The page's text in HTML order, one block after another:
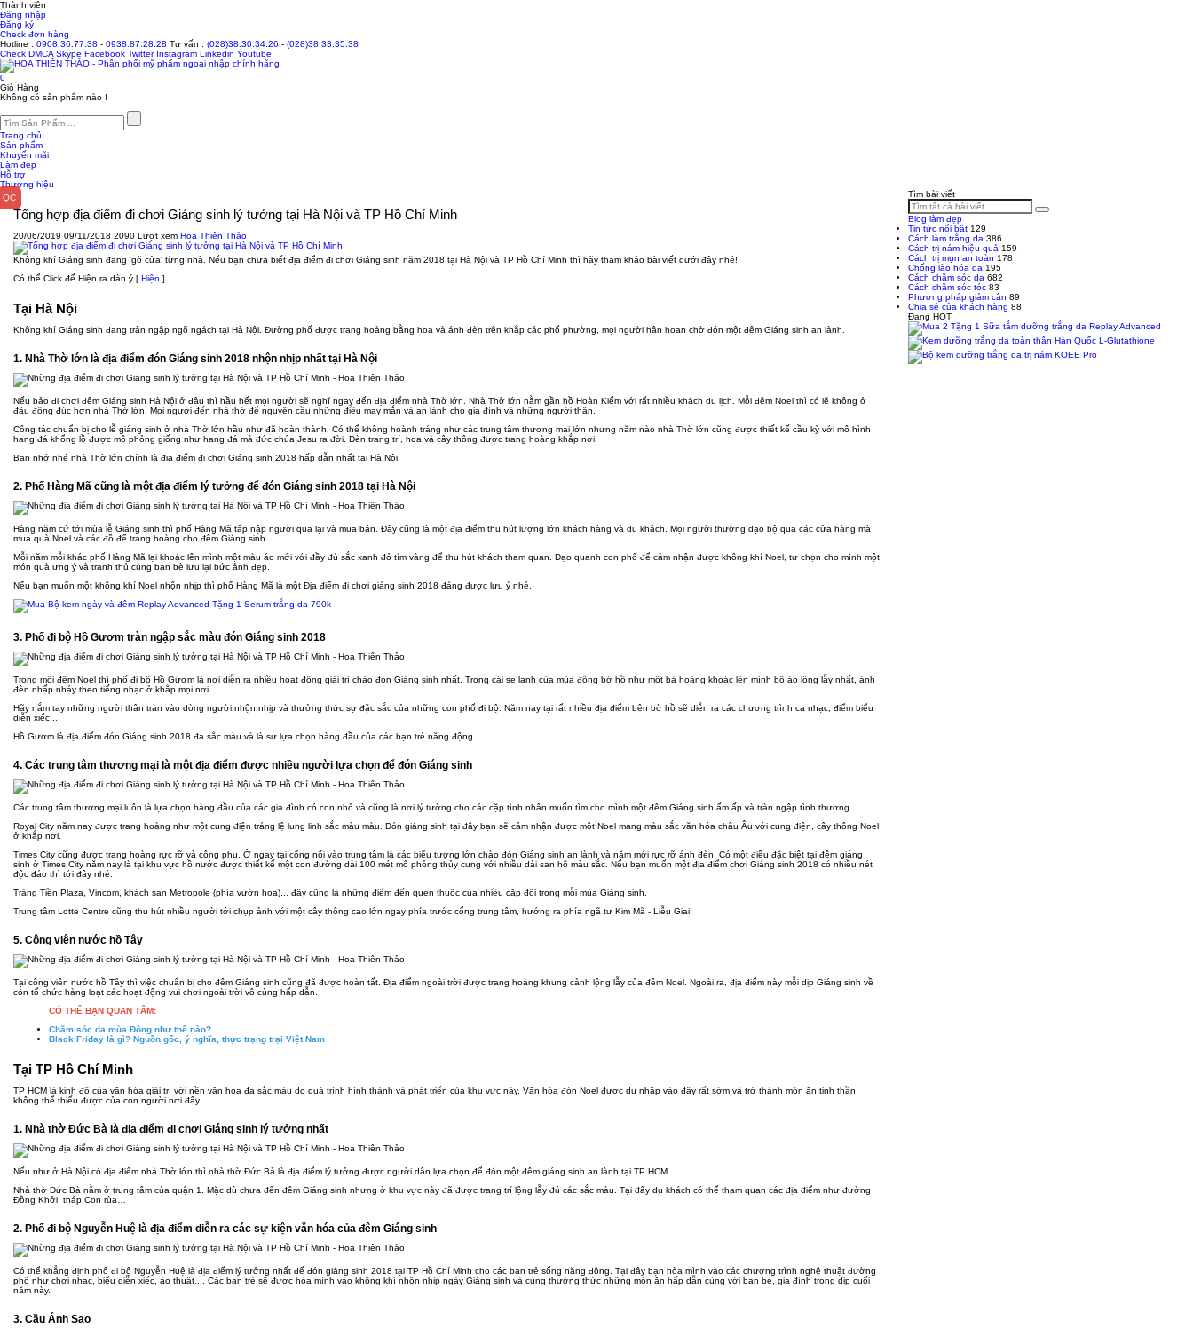
Thành viên
Đăng nhập
Đăng ký
Check đơn hàng
Hotline : 0908.36.77.38 - 0938.87.28.28 Tư vấn : (028)38.30.34.26 - (028)38.33.35.38
Check DMCA Skype Facebook Twitter Instagram Linkedin Youtube
0
Giỏ Hàng
Không có sản phẩm nào !
Trang chủ
Sản phẩm
Khuyến mãi
Làm đẹp
Hỗ trợ
Thương hiệu
Tổng hợp địa điểm đi chơi Giáng sinh lý tưởng tại Hà Nội và TP Hồ Chí Minh
20/06/2019 09/11/2018 2090 Lượt xem Hoa Thiên Thảo
Không khí Giáng sinh đang 'gõ cửa' từng nhà. Nếu bạn chưa biết địa điểm đi chơi Giáng sinh năm 2018 tại Hà Nội và TP Hồ Chí Minh thì hãy tham khảo bài viết dưới đây nhé!
Có thể Click để Hiện ra dàn ý [ Hiện ]
Tại Hà Nội
Không khí Giáng sinh đang tràn ngập ngõ ngách tại Hà Nội. Đường phố được trang hoàng bằng hoa và ánh đèn trên khắp các phố phường, mọi người hân hoan chờ đón một đêm Giáng sinh an lành.
1. Nhà Thờ lớn là địa điểm đón Giáng sinh 2018 nhộn nhịp nhất tại Hà Nội
Nếu bảo đi chơi đêm Giáng sinh Hà Nội ở đâu thì hầu hết mọi người sẽ nghĩ ngay đến địa điểm nhà Thờ lớn. Nhà Thờ lớn nằm gần hồ Hoàn Kiếm với rất nhiều khách du lịch. Mỗi đêm Noel thì có lẽ không ở
đâu đông đúc hơn nhà Thờ lớn. Mọi người đến nhà thờ để nguyện cầu những điều may mắn và an lành cho gia đình và những người thân.
Công tác chuẩn bị cho lễ giáng sinh ở nhà Thờ lớn hầu như đã hoàn thành. Có thể không hoành tráng như các trung tâm thương mại lớn nhưng năm nào nhà Thờ lớn cũng được thiết kế cầu kỳ với mô hình
hang đá khổng lồ được mô phỏng giống như hang đá mà đức chúa Jesu ra đời. Đèn trang trí, hoa và cây thông được trang hoàng khắp nơi.
Bạn nhớ nhé nhà Thờ lớn chính là địa điểm đi chơi Giáng sinh 2018 hấp dẫn nhất tại Hà Nội.
2. Phố Hàng Mã cũng là một địa điểm lý tưởng để đón Giáng sinh 2018 tại Hà Nội
Hàng năm cứ tới mùa lễ Giáng sinh thì phố Hàng Mã tấp nập người qua lại và mua bán. Đây cũng là một địa điểm thu hút lượng lớn khách hàng và du khách. Mọi người thường dạo bộ qua các cửa hàng mà
mua quà Noel và các đồ để trang hoàng cho đêm Giáng sinh.
Mỗi năm mỗi khác phố Hàng Mã lại khoác lên mình một màu áo mới với đầy đủ sắc xanh đỏ tím vàng để thu hút khách tham quan. Dạo quanh con phố để cảm nhận được không khí Noel, tự chọn cho mình một
món quà ưng ý và tranh thủ cùng bạn bè lưu lại bức ảnh đẹp.
Nếu bạn muốn một không khí Noel nhộn nhịp thì phố Hàng Mã là một Địa điểm đi chơi giáng sinh 2018 đáng được lưu ý nhé.
3. Phố đi bộ Hồ Gươm tràn ngập sắc màu đón Giáng sinh 2018
Trong mối đêm Noel thì phố đi bộ Hồ Gươm là nơi diễn ra nhiều hoạt động giải trí chào đón Giáng sinh nhất. Trong cái se lạnh của mùa đông bờ hồ như một bà hoàng khoác lên mình bộ áo lộng lẫy nhất, ánh
đèn nhấp nháy theo tiếng nhạc ở khắp mọi nơi.
Hãy nắm tay những người thân tràn vào dòng người nhộn nhịp và thưởng thức sự đặc sắc của những con phố đi bộ. Năm nay tại rất nhiều địa điểm bên bờ hồ sẽ diễn ra các chương trình ca nhạc, điểm biểu
diễn xiếc...
Hồ Gươm là địa điểm đón Giáng sinh 2018 đa sắc màu và là sự lựa chọn hàng đầu của các bạn trẻ năng động.
4. Các trung tâm thương mại là một địa điểm được nhiều người lựa chọn để đón Giáng sinh
Các trung tâm thương mại luôn là lựa chọn hàng đầu của các gia đình có con nhỏ và cũng là nơi lý tưởng cho các cặp tình nhân muốn tìm cho mình một đêm Giáng sinh ấm ấp và tràn ngập tình thương.
Royal City năm nay được trang hoàng như một cung điện tráng lệ lung linh sắc màu màu. Đón giáng sinh tại đây bạn sẽ cảm nhận được một Noel mang màu sắc văn hóa châu Âu với cung điện, cây thông Noel
ở khắp nơi.
Times City cũng được trang hoàng rực rỡ và công phu. Ở ngay tại cổng nối vào trung tâm là các biểu tượng lớn chào đón Giáng sinh an lành và năm mới rực rỡ ánh đèn. Có một điều đặc biệt tại đêm giáng
sinh ở Times City năm nay là tại khu vực hồ nước được thiết kế một con đường dài 100 mét mô phỏng thủy cung với nhiều dải san hô màu sắc. Nếu bạn muốn một địa điểm chơi Giáng sinh 2018 có nhiều nét
độc đáo thì tới đây nhé.
Tràng Tiền Plaza, Vincom, khách sạn Metropole (phía vườn hoa)... đây cũng là những điểm đến quen thuộc của nhiều cặp đôi trong mỗi mùa Giáng sinh.
Trung tâm Lotte Centre cũng thu hút nhiều người tới chụp ảnh với một cây thông cao lớn ngay phía trước cổng trung tâm, hướng ra phía ngã tư Kim Mã - Liễu Giai.
5. Công viên nước hồ Tây
Tại công viên nước hồ Tây thì việc chuẩn bị cho đêm Giáng sinh cũng đã được hoàn tất. Địa điểm ngoài trời được trang hoàng khung cảnh lộng lẫy của đêm Noel. Ngoài ra, địa điểm này mỗi dịp Giáng sinh về
còn tổ chức hàng loạt các hoạt động vui chơi ngoài trời vô cùng hấp dẫn.
CÓ THỂ BẠN QUAN TÂM:
Chăm sóc da mùa Đông như thế nào?
Black Friday là gì? Nguồn gốc, ý nghĩa, thực trạng trại Việt Nam
Tại TP Hồ Chí Minh
TP HCM là kinh đô của văn hóa giải trí với nền văn hóa đa sắc màu do quá trình hình thành và phát triển của khu vực này. Văn hóa đón Noel được du nhập vào đây rất sớm và trở thành món ăn tinh thần
không thể thiếu được của con người nơi đây.
1. Nhà thờ Đức Bà là địa điểm đi chơi Giáng sinh lý tưởng nhất
Nếu như ở Hà Nội có địa điểm nhà Thờ lớn thì nhà thờ Đức Bà là địa điểm lý tưởng được người dân lựa chọn để đón một đêm giáng sinh an lành tại TP HCM.
Nhà thờ Đức Bà nằm ở trung tâm của quận 1. Mặc dù chưa đến đêm Giáng sinh nhưng ở khu vực này đã được trang trí lộng lẫy đủ các sắc màu. Tại đây du khách có thể tham quan các địa điểm như đường
Đồng Khởi, tháp Con rùa…
2. Phố đi bộ Nguyễn Huệ là địa điểm diễn ra các sự kiện văn hóa của đêm Giáng sinh
Có thể khẳng định phố đi bộ Nguyễn Huệ là địa điểm lý tưởng nhất để đón giáng sinh 2018 tại TP Hồ Chí Minh cho các bạn trẻ sống năng động. Tại đây bạn hòa mình vào các chương trình nghệ thuật đường
phố như chơi nhạc, biểu diễn xiếc, ảo thuật.... Các bạn trẻ sẽ được hòa mình vào không khí nhộn nhịp ngày Giáng sinh và cùng thưởng thức những món ăn hấp dẫn cùng với bạn bè, gia đình trong dịp cuối
năm này.
3. Cầu Ánh Sao
Tìm bài viết
Blog làm đẹp
Tin tức nổi bật 129
Cách làm trắng da 386
Cách trị nám hiệu quả 159
Cách trị mụn an toàn 178
Chống lão hóa da 195
Cách chăm sóc da 682
Cách chăm sóc tóc 83
Phương pháp giảm cân 89
Chia sẻ của khách hàng 88
Đang HOT